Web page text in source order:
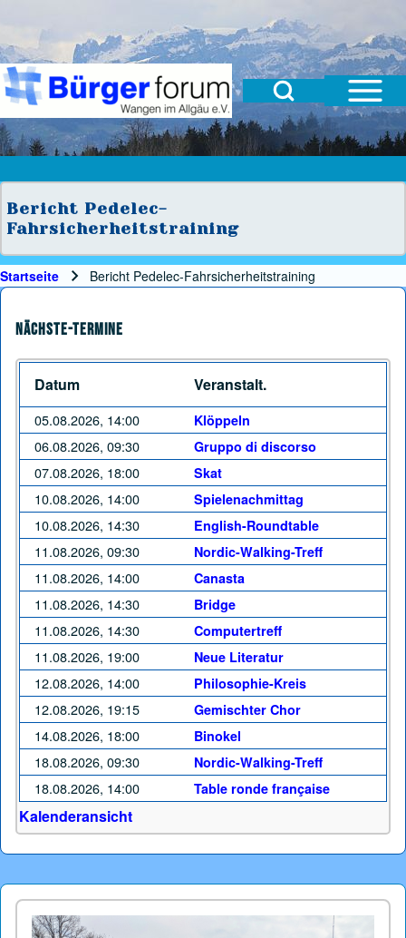
Suche Schließen
Suchformular
Suche
Open Sidebar
Open Search Block
Bericht Pedelec-
Fahrsicherheitstraining
Pfadnavigation
Startseite Bericht Pedelec-Fahrsicherheitstraining
Nächste-Termine
Datum Veranstalt.
05.08.2026, 14:00 Klöppeln
06.08.2026, 09:30 Gruppo di discorso
07.08.2026, 18:00 Skat
10.08.2026, 14:00 Spielenachmittag
10.08.2026, 14:30 English-Roundtable
11.08.2026, 09:30 Nordic-Walking-Treff
11.08.2026, 14:00 Canasta
11.08.2026, 14:30 Bridge
11.08.2026, 14:30 Computertreff
11.08.2026, 19:00 Neue Literatur
12.08.2026, 14:00 Philosophie-Kreis
12.08.2026, 19:15 Gemischter Chor
14.08.2026, 18:00 Binokel
18.08.2026, 09:30 Nordic-Walking-Treff
18.08.2026, 14:00 Table ronde française
Kalenderansicht